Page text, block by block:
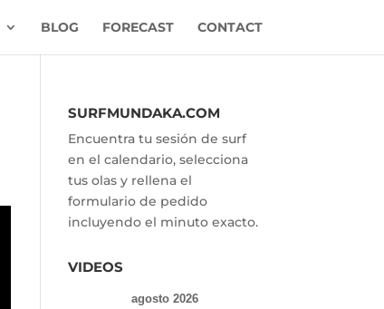
BLOG FORECAST CONTACT
SURFMUNDAKA.COM
Encuentra tu sesión de surf
en el calendario, selecciona
tus olas y rellena el
formulario de pedido
incluyendo el minuto exacto.
VIDEOS
agosto 2026